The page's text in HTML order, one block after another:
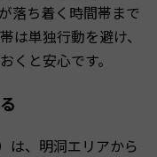
落ち着く時間帯まで
は単独行動を避け、
くと安心です。
は、明洞エリアから